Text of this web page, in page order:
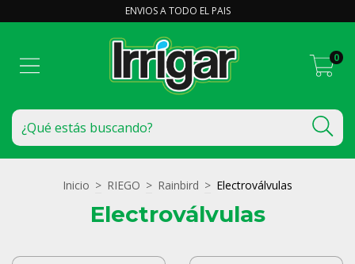
ENVIOS A TODO EL PAIS
0
Inicio > RIEGO > Rainbird > Electroválvulas
Electroválvulas